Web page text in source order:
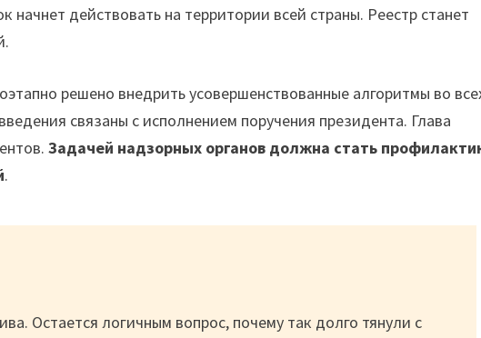
начнет действовать на территории всей страны. Реестр станет
решено внедрить усовершенствованные алгоритмы во
связаны с исполнением поручения президента. Глава
Задачей надзорных органов должна стать
.
Остается логичным вопрос, почему так долго тянули с